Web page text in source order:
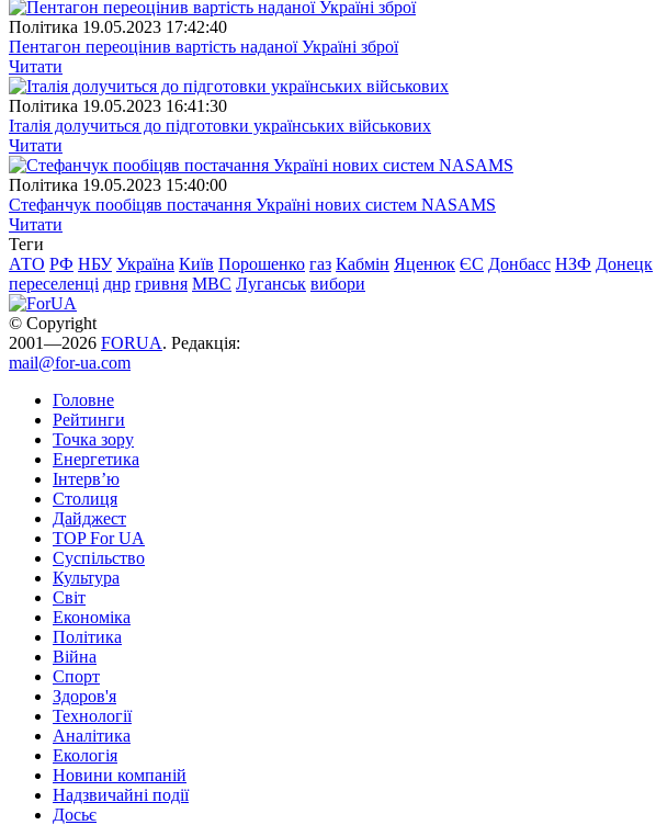
Полiтика 19.05.2023 17:42:40
Пентагон переоцінив вартість наданої Україні зброї
Читати
Полiтика 19.05.2023 16:41:30
Італія долучиться до підготовки українських військових
Читати
Полiтика 19.05.2023 15:40:00
Стефанчук пообіцяв постачання Україні нових систем NASAMS
Читати
Теги
АТО РФ НБУ Україна Київ Порошенко газ Кабмін Яценюк ЄС Донбасс НЗФ Донецк
переселенці днр гривня МВС Луганськ вибори
© Copyright
2001—2026 FORUA. Редакція:
mail@for-ua.com
Головне
Рейтинги
Точка зору
Енергетика
Інтерв’ю
Столиця
Дайджест
TOP For UA
Суспiльство
Культура
Світ
Економіка
Політика
Війна
Спорт
Здоров'я
Технології
Аналітика
Екологія
Новини компаній
Надзвичайні події
Досьє